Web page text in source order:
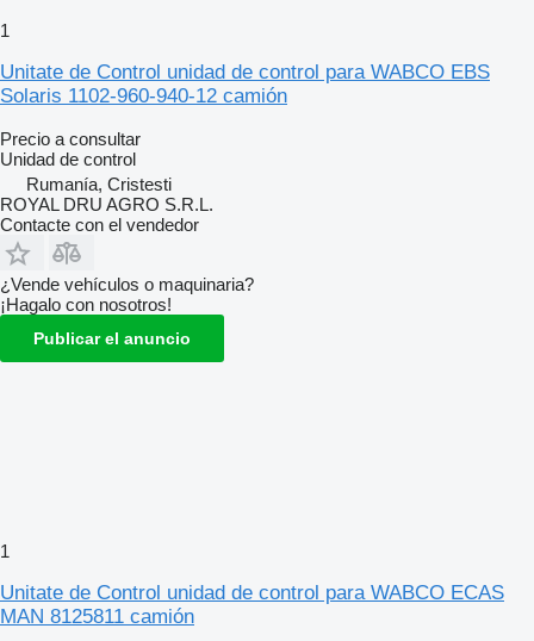
1
Unitate de Control unidad de control para WABCO EBS
Solaris 1102-960-940-12 camión
Precio a consultar
Unidad de control
Rumanía, Cristesti
ROYAL DRU AGRO S.R.L.
Contacte con el vendedor
¿Vende vehículos o maquinaria?
¡Hagalo con nosotros!
Publicar el anuncio
1
Unitate de Control unidad de control para WABCO ECAS
MAN 8125811 camión